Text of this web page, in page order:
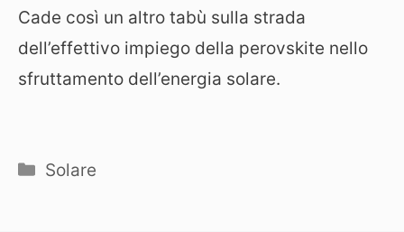
Cade così un altro tabù sulla strada
dell’effettivo impiego della perovskite nello
sfruttamento dell’energia solare.
Categorie
Solare